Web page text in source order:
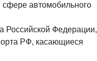
сфере автомобильного
Российской Федерации,
РФ, касающиеся